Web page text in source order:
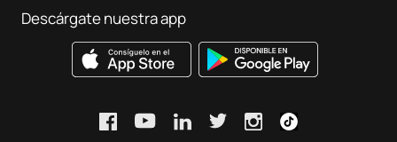
Descárgate nuestra app